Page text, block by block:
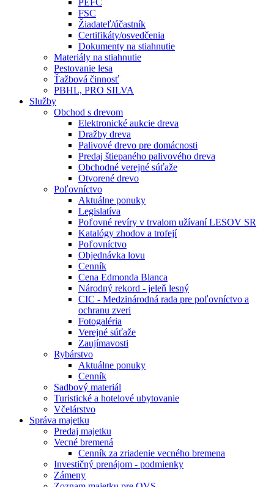
FSC
Žiadateľ/účastník
Certifikáty/osvedčenia
Dokumenty na stiahnutie
Materiály na stiahnutie
Pestovanie lesa
Ťažbová činnosť
PBHL, PRO SILVA
Služby
Obchod s drevom
Elektronické aukcie dreva
Dražby dreva
Palivové drevo pre domácnosti
Predaj štiepaného palivového dreva
Obchodné verejné súťaže
Otvorené drevo
Poľovníctvo
Aktuálne ponuky
Legislatíva
Poľovné revíry v trvalom užívaní LESOV SR
Katalógy zhodov a trofejí
Poľovníctvo
Objednávka lovu
Cenník
Cena Edmonda Blanca
Národný rekord - jeleň lesný
CIC - Medzinárodná rada pre poľovníctvo a
ochranu zveri
Fotogaléria
Verejné súťaže
Zaujímavosti
Rybárstvo
Aktuálne ponuky
Cenník
Sadbový materiál
Turistické a hotelové ubytovanie
Včelárstvo
Správa majetku
Predaj majetku
Vecné bremená
Cenník za zriadenie vecného bremena
Investičný prenájom - podmienky
Zámeny